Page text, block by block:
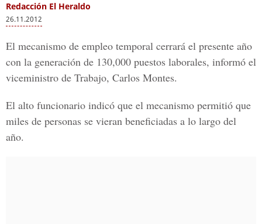
Redacción El Heraldo
26.11.2012
El mecanismo de empleo temporal cerrará el presente año
con la generación de 130,000 puestos laborales, informó el
viceministro de Trabajo, Carlos Montes.
El alto funcionario indicó que el mecanismo permitió que
miles de personas se vieran beneficiadas a lo largo del
año.